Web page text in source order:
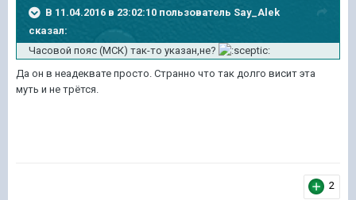
В 11.04.2016 в 23:02:10 пользователь Say_Alek
сказал:
Часовой пояс (МСК) так-то указан,не?
Да он в неадеквате просто. Странно что так долго висит эта
муть и не трётся.
2